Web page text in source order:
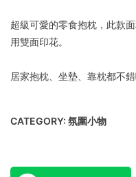
超級可愛的零食抱枕，此款
用雙面印花。
居家抱枕、坐墊、靠枕都不
CATEGORY: 氛圍小物